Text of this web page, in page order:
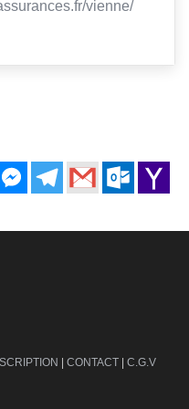
vienne/
| CONTACT | C.G.V